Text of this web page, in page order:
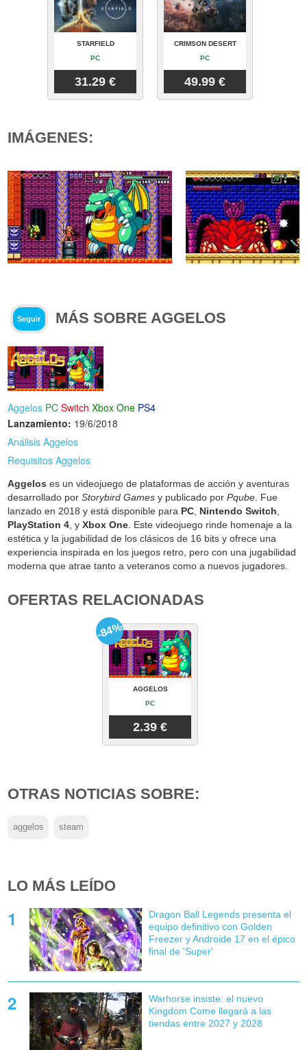
STARFIELD
PC
31.29 €
CRIMSON DESERT
PC
49.99 €
IMÁGENES:
Seguir MÁS SOBRE AGGELOS
Aggelos PC Switch Xbox One PS4
Lanzamiento: 19/6/2018
Análisis Aggelos
Requisitos Aggelos
Aggelos es un videojuego de plataformas de acción y aventuras
desarrollado porStorybird Games y publicado porPqube. Fue
lanzado en 2018 y está disponible para PC, Nintendo Switch,
PlayStation 4, yXbox One. Este videojuego rinde homenaje a la
estética y la jugabilidad de los clásicos de 16 bits y ofrece una
experiencia inspirada en los juegos retro, pero con una jugabilidad
moderna que atrae tanto a veteranos como a nuevos jugadores.
OFERTAS RELACIONADAS
AGGELOS
PC
2.39 €
-84%
OTRAS NOTICIAS SOBRE:
aggelos steam
LO MÁS LEÍDO
Dragon Ball Legends presenta el
equipo definitivo con Golden
Freezer y Androide 17 en el épico
final de 'Super'
Warhorse insiste: el nuevo
Kingdom Come llegará a las
tiendas entre 2027 y 2028